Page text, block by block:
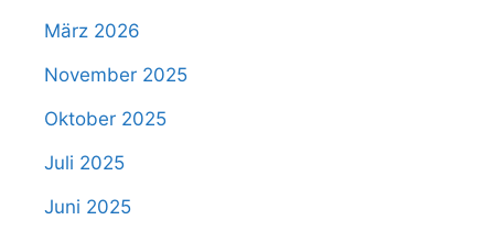
März 2026
November 2025
Oktober 2025
Juli 2025
Juni 2025